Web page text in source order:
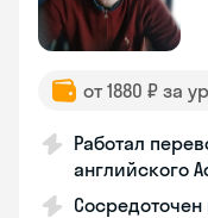
от 1880 ₽ за
Работал
английского
Сосредоточен